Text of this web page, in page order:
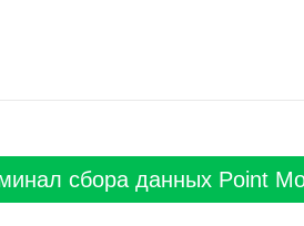
сбора данных Point